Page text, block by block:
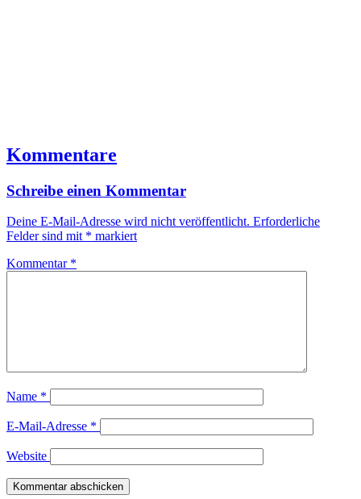
Kommentare
Schreibe einen Kommentar
Deine E-Mail-Adresse wird nicht veröffentlicht. Erforderliche
Felder sind mit * markiert
Kommentar *
Name *
E-Mail-Adresse *
Website